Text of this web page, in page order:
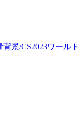
背景/CS2023ワール